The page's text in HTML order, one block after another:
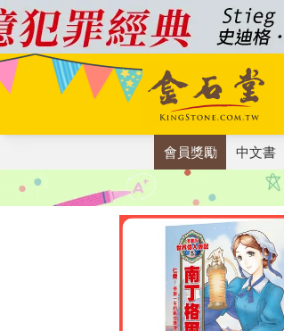
會員獎勵 中文書